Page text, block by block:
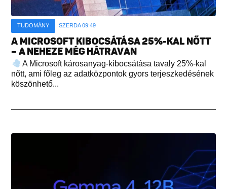
TUDOMÁNY SZERDA 09:49
A MICROSOFT KIBOCSÁTÁSA 25%-KAL NŐTT
– A NEHEZE MÉG HÁTRAVAN
A Microsoft károsanyag-kibocsátása tavaly 25%-kal
nőtt, ami főleg az adatközpontok gyors terjeszkedésének
köszönhető...